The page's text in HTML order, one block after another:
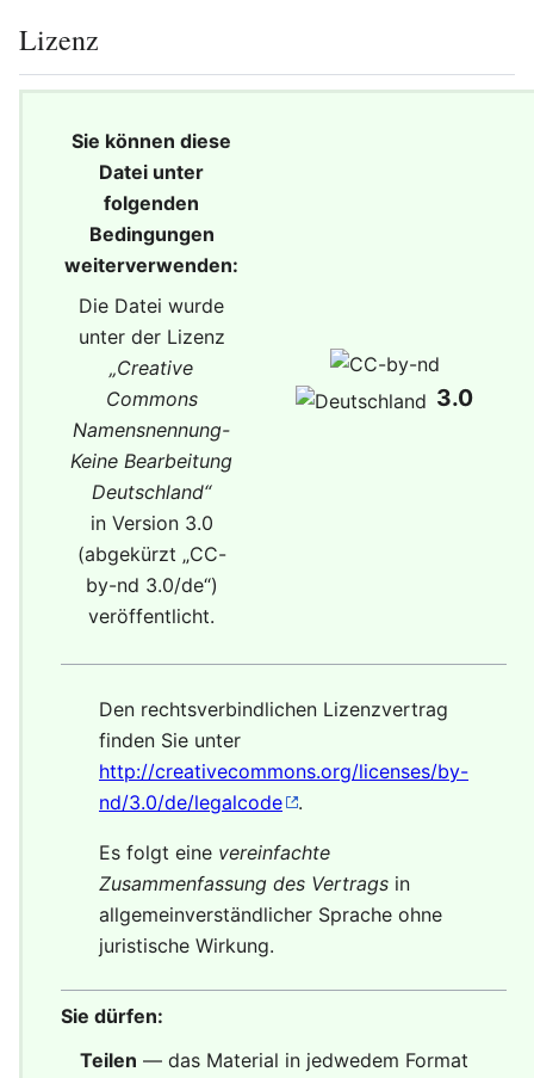
Lizenz
Sie können diese
Datei unter
folgenden
Bedingungen
weiterverwenden:
Die Datei wurde
unter der Lizenz
„Creative
Commons
Namensnennung-
Keine Bearbeitung
Deutschland“
in Version 3.0
(abgekürzt „CC-
by-nd 3.0/de“)
veröffentlicht.
3.0
Den rechtsverbindlichen Lizenzvertrag
finden Sie unter
http://creativecommons.org/licenses/by-
nd/3.0/de/legalcode
.
Es folgt eine vereinfachte
Zusammenfassung des Vertrags in
allgemeinverständlicher Sprache ohne
juristische Wirkung.
Sie dürfen:
Teilen — das Material in jedwedem Format